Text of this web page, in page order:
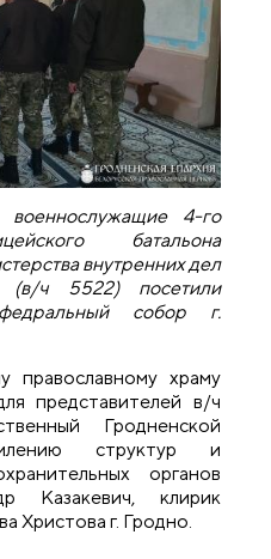
4-го
батальона
внутренних дел
(в/ч 5522) посетили
собор г.
православному храму
представителей в/ч
Гродненской
структур и
органов
Казакевич, клирик
Христова г. Гродно.